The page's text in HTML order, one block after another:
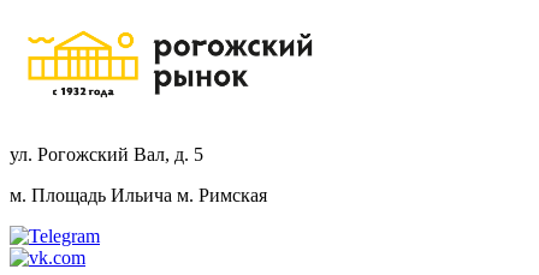
ул. Рогожский Вал, д. 5
м. Площадь Ильича м. Римская